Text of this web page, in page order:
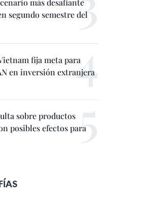
más desafiante
segundo semestre del
fija meta para
en inversión extranjera
sobre productos
posibles efectos para